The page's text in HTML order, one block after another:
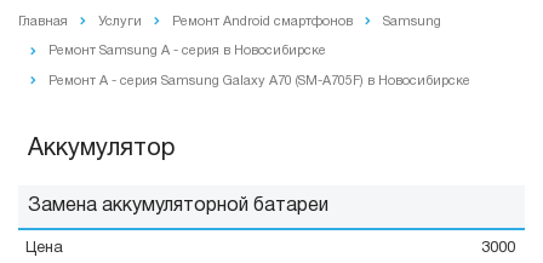
Главная Услуги Ремонт Android смартфонов Samsung
Ремонт Samsung A - серия в Новосибирске
Ремонт A - серия Samsung Galaxy A70 (SM-A705F) в Новосибирске
Аккумулятор
Замена аккумуляторной батареи
3000